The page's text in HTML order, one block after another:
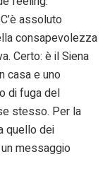
assoluto
consapevolezza
Certo: è il Siena
casa e uno
di fuga del
stesso. Per la
quello dei
messaggio